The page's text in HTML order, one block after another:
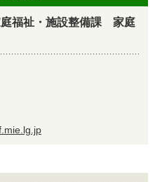
福祉・施設整備課 家庭